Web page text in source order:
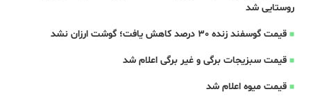
روستایی شد
قیمت گوسفند زنده 30 درصد کاهش یافت؛ گوشت ارزان نشد
قیمت سبزیجات برگی و غیر برگی اعلام شد
قیمت میوه اعلام شد